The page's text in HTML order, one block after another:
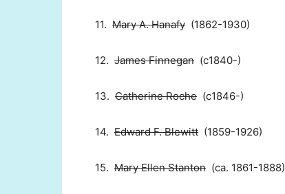
11. Mary A. Hanafy (1862-1930)
12. James Finnegan (c1840-)
13. Catherine Roche (c1846-)
14. Edward F. Blewitt (1859-1926)
15. Mary Ellen Stanton (ca. 1861-1888)